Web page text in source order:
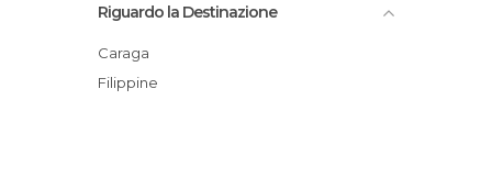
Riguardo la Destinazione
Caraga
Filippine